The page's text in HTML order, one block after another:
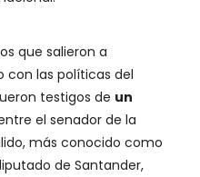
que salieron a
las políticas del
testigos de un
el senador de la
más conocido como
de Santander,